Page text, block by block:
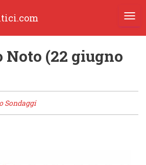
Noto (22 giugno
Sondaggi